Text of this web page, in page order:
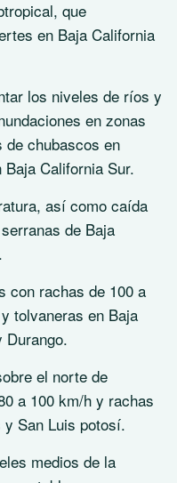
que
en Baja California
los niveles de ríos y
en zonas
de chubascos en
California Sur.
así como caída
de Baja
con rachas de 100 a
tolvaneras en Baja
Durango.
el norte de
a 100 km/h y rachas
San Luis potosí.
medios de la